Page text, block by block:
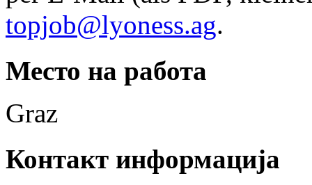
topjob@lyoness.ag.
Место на работа
Graz
Контакт информација